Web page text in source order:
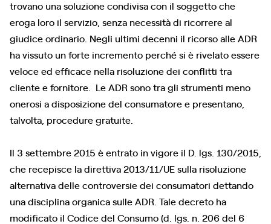
trovano una soluzione condivisa con il soggetto che
eroga loro il servizio, senza necessità di ricorrere al
giudice ordinario. Negli ultimi decenni il ricorso alle ADR
ha vissuto un forte incremento perché si è rivelato essere
veloce ed efficace nella risoluzione dei conflitti tra
cliente e fornitore. Le ADR sono tra gli strumenti meno
onerosi a disposizione del consumatore e presentano,
talvolta, procedure gratuite.
Il 3 settembre 2015 è entrato in vigore il D. lgs. 130/2015,
che recepisce la direttiva 2013/11/UE sulla risoluzione
alternativa delle controversie dei consumatori dettando
una disciplina organica sulle ADR. Tale decreto ha
modificato il Codice del Consumo (d. lgs. n. 206 del 6